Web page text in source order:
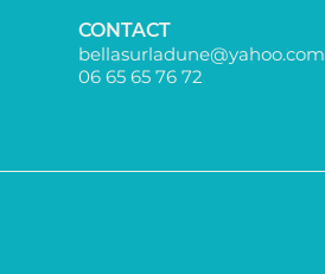
CONTACT
bellasurladune@yahoo.com
06 65 65 76 72​